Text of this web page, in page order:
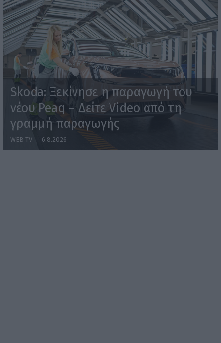
Skoda: Ξεκίνησε η παραγωγή του
νέου Peaq – Δείτε Video από τη
γραμμή παραγωγής
WEB TV 6.8.2026